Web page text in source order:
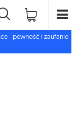
- pewność i zaufanie